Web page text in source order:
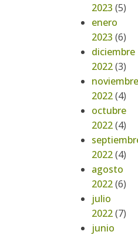
2023 (5)
enero
2023 (6)
diciembre
2022(3)
noviembre
2022(4)
octubre
2022(4)
2022(4)
agosto
2022(6)
julio
2022(7)
junio